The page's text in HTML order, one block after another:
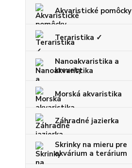
Akvaristické pomôcky
Teraristika ✓
Nanoakvaristika a
krevety
Morská akvaristika
Záhradné jazierka
Skrinky na mieru pre
akvárium a terárium